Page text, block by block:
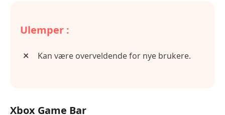
Ulemper :
Kan være overveldende for nye brukere.
Xbox Game Bar